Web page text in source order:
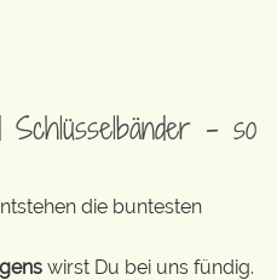
Schlüsselbänder – so
die buntesten
wirst Du bei uns fündig.